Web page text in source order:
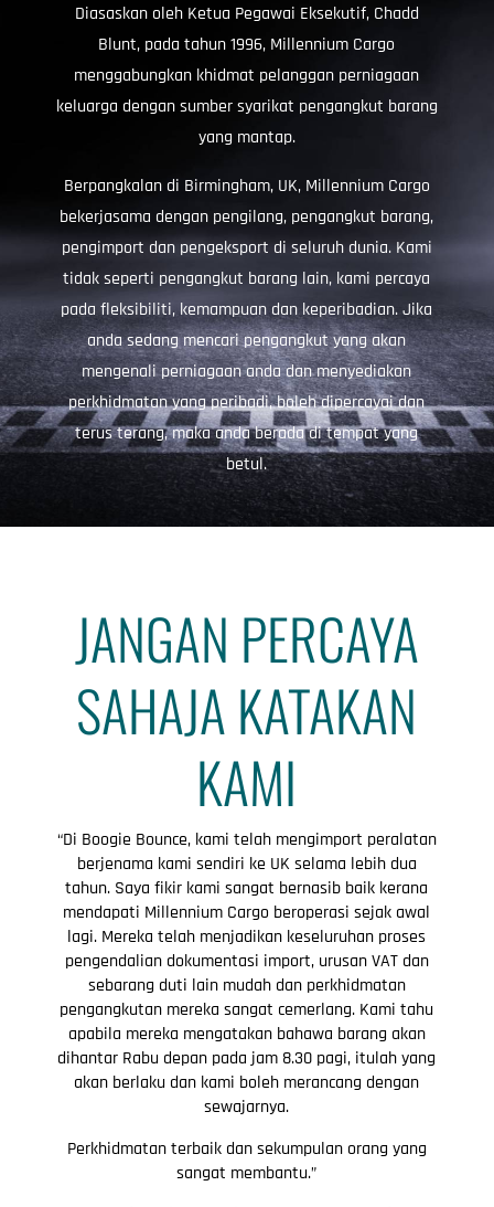
Diasaskan oleh Ketua Pegawai Eksekutif, Chadd
Blunt, pada tahun 1996, Millennium Cargo
menggabungkan khidmat pelanggan perniagaan
keluarga dengan sumber syarikat pengangkut barang
yang mantap.
Berpangkalan di Birmingham, UK, Millennium Cargo
bekerjasama dengan pengilang, pengangkut barang,
pengimport dan pengeksport di seluruh dunia. Kami
tidak seperti pengangkut barang lain, kami percaya
pada fleksibiliti, kemampuan dan keperibadian. Jika
anda sedang mencari pengangkut yang akan
mengenali perniagaan anda dan menyediakan
perkhidmatan yang peribadi, boleh dipercayai dan
terus terang, maka anda berada di tempat yang
betul.
JANGAN PERCAYA
SAHAJA KATAKAN
KAMI
“Di Boogie Bounce, kami telah mengimport peralatan
berjenama kami sendiri ke UK selama lebih dua
tahun. Saya fikir kami sangat bernasib baik kerana
mendapati Millennium Cargo beroperasi sejak awal
lagi. Mereka telah menjadikan keseluruhan proses
pengendalian dokumentasi import, urusan VAT dan
sebarang duti lain mudah dan perkhidmatan
pengangkutan mereka sangat cemerlang. Kami tahu
apabila mereka mengatakan bahawa barang akan
dihantar Rabu depan pada jam 8.30 pagi, itulah yang
akan berlaku dan kami boleh merancang dengan
sewajarnya.
Perkhidmatan terbaik dan sekumpulan orang yang
sangat membantu.”